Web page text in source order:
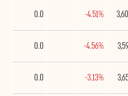
-4.51%
0.0
-4.56%
0.0
-3.13%
0.0